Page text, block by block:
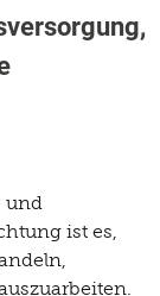
und
ist es,